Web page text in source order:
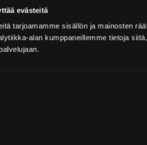
evästeitä
tarjoamamme sisällön ja mainosten
alan kumppaneillemme tietoja